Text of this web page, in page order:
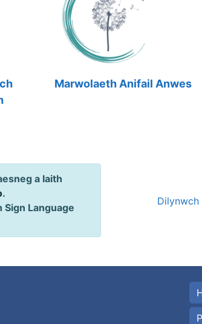
Marwolaeth Anifail Anwes
a Iaith
.
Language
Dilynwch